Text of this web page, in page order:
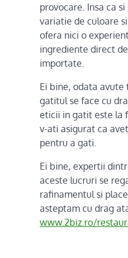
provocare. Insa ca
variatie de culoare
ofera nici o
ingrediente direct
importate.
Ei bine, odata
gatitul se face cu
eticii in gatit este la
v-ati asigurat ca
pentru a gati.
Ei bine, expertii
aceste lucruri se
rafinamentul si
asteptam cu drag
www.2biz.ro/